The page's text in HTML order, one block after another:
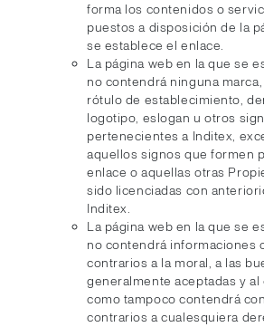
forma los contenidos o
puestos a disposición de la
se establece el enlace.
La página web en la que se
no contendrá ninguna
rótulo de establecimiento,
logotipo, eslogan u otros
pertenecientes a Inditex,
aquellos signos que formen
enlace o aquellas otras
sido licenciadas con
Inditex.
La página web en la que se
no contendrá informaciones
contrarios a la moral, a las
generalmente aceptadas y
como tampoco contendrá
contrarios a cualesquiera